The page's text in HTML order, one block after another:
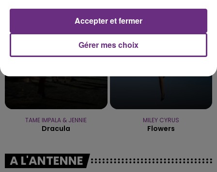
TAME IMPALA & JENNIE
Dracula
18h21
18h21
MILEY CYRUS
Flowers
A L'ANTENNE
Gérer mes choix
Accepter et fermer